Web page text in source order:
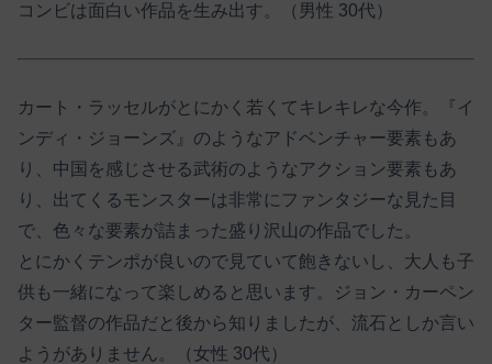
コンビは面白い作品を生み出す。（男性 30代）
カート・ラッセルがとにかく若くてキレキレな今作。『イ
ンディ・ジョーンズ』のようなアドベンチャー要素もあ
り、中国を感じさせる武術のようなアクション要素もあ
り、出てくるモンスターは非常にファンタジーな見た目
で、色々な要素が詰まった盛り沢山の作品でした。
とにかくテンポが良いので見ていて飽きないし、大人も子
供も一緒になって楽しめると思います。ジョン・カーペン
ター監督の作品だと後から知りましたが、流石としか言い
ようがありません。（女性 30代）